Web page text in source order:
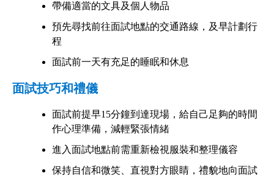
帶備適當的文具及個人物品
預先尋找前往面試地點的交通路線，及早計劃行
程
面試前一天有充足的睡眠和休息
面試技巧和禮儀
面試前提早15分鐘到達現場，給自己足夠的時間
作心理準備，減輕緊張情緒
進入面試地點前需重新檢視服裝和整理儀容
保持自信和微笑、直視對方眼睛，禮貌地向面試